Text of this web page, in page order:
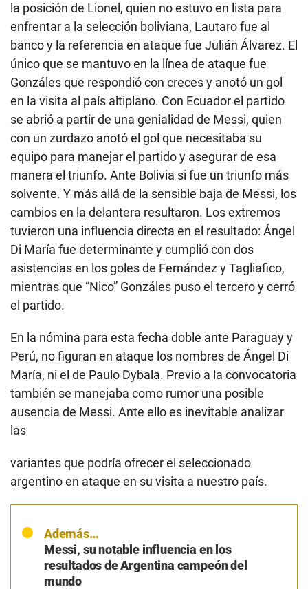
la posición de Lionel, quien no estuvo en lista para
enfrentar a la selección boliviana, Lautaro fue al
banco y la referencia en ataque fue Julián Álvarez. El
único que se mantuvo en la línea de ataque fue
Gonzáles que respondió con creces y anotó un gol
en la visita al país altiplano. Con Ecuador el partido
se abrió a partir de una genialidad de Messi, quien
con un zurdazo anotó el gol que necesitaba su
equipo para manejar el partido y asegurar de esa
manera el triunfo. Ante Bolivia si fue un triunfo más
solvente. Y más allá de la sensible baja de Messi, los
cambios en la delantera resultaron. Los extremos
tuvieron una influencia directa en el resultado: Ángel
Di María fue determinante y cumplió con dos
asistencias en los goles de Fernández y Tagliafico,
mientras que “Nico” Gonzáles puso el tercero y cerró
el partido.
En la nómina para esta fecha doble ante Paraguay y
Perú, no figuran en ataque los nombres de Ángel Di
María, ni el de Paulo Dybala. Previo a la convocatoria
también se manejaba como rumor una posible
ausencia de Messi. Ante ello es inevitable analizar
las
variantes que podría ofrecer el seleccionado
argentino en ataque en su visita a nuestro país.
Además…
Messi, su notable influencia en los
resultados de Argentina campeón del
mundo